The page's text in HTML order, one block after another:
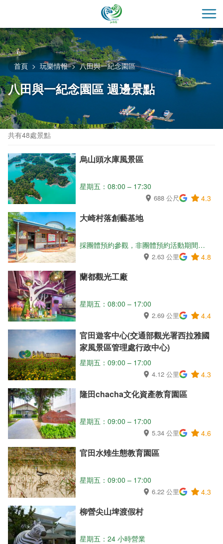
主
要
內
容
區
塊
開
首頁 玩樂情報 八田與一紀念園區
八田與一紀念園區 週邊景點
共有48處景點
烏山頭水庫風景區
星期五：08:00 – 17:30
688 公尺 4.3
大崎村落創藝基地
採團體預約參觀，非團體預約活動期間不對外開放參觀。
2.63 公里 4.8
蘭都觀光工廠
星期五：08:00 – 17:00
2.69 公里 4.4
官田遊客中心(交通部觀光署西拉雅國
家風景區管理處行政中心)
星期五：09:00 – 17:00
4.12 公里 4.3
隆田chacha文化資產教育園區
星期五：09:00 – 17:00
5.34 公里 4.6
官田水雉生態教育園區
星期五：09:00 – 17:00
6.22 公里 4.3
柳營尖山埤渡假村
星期五：24 小時營業